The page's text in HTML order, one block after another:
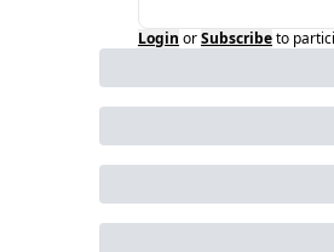
Login orSubscribeto